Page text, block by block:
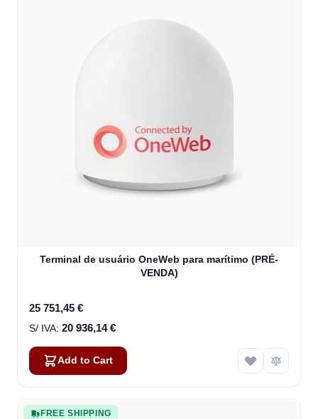
Terminal de usuário OneWeb para marítimo (PRÉ-
VENDA)
25 751,45 €
20 936,14 €
Add to Cart
FREE SHIPPING